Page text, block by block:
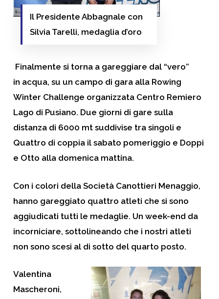
Il Presidente Abbagnale con
Silvia Tarelli, medaglia d’oro
Finalmente si torna a gareggiare dal “vero”
in acqua, su un campo di gara alla Rowing
Winter Challenge organizzata Centro Remiero
Lago di Pusiano. Due giorni di gare sulla
distanza di 6000 mt suddivise tra singoli e
Quattro di coppia il sabato pomeriggio e Doppi
e Otto alla domenica mattina.
Con i colori della Società Canottieri Menaggio,
hanno gareggiato quattro atleti che si sono
aggiudicati tutti le medaglie. Un week-end da
incorniciare, sottolineando che i nostri atleti
non sono scesi al di sotto del quarto posto.
Valentina
Mascheroni,